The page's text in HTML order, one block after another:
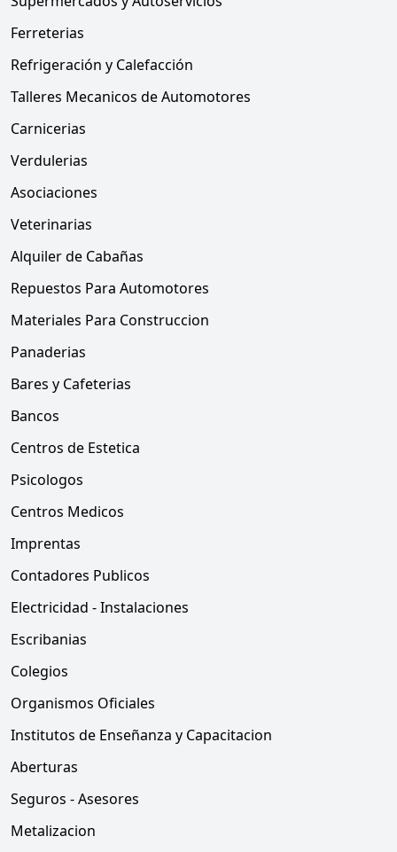
Ferreterias
Refrigeración y Calefacción
Talleres Mecanicos de Automotores
Carnicerias
Verdulerias
Asociaciones
Veterinarias
Alquiler de Cabañas
Repuestos Para Automotores
Materiales Para Construccion
Panaderias
Bares y Cafeterias
Bancos
Centros de Estetica
Psicologos
Centros Medicos
Imprentas
Contadores Publicos
Electricidad - Instalaciones
Escribanias
Colegios
Organismos Oficiales
Institutos de Enseñanza y Capacitacion
Aberturas
Seguros - Asesores
Metalizacion